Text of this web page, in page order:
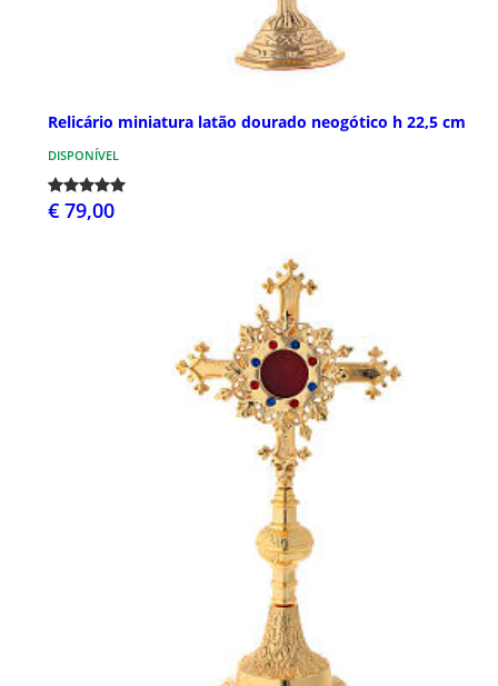
Relicário miniatura latão dourado neogótico h 22,5 cm
DISPONÍVEL
€ 79,00